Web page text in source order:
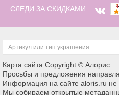
СЛЕДИ ЗА СКИДКАМИ:
Карта сайта Copyright © Алорис
Просьбы и предложения
Информация на сайте aloris.ru не
Мы собираем открытые